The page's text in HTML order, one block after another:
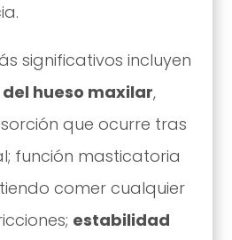
significativos incluyen
hueso maxilar,
que ocurre tras
función masticatoria
comer cualquier
estabilidad